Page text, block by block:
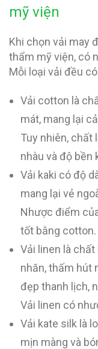
mỹ viện
Khi chọn vải may
thẩm mỹ viện, có
Mỗi loại vải đều
Vải cotton là
mát, mang lại
Tuy nhiên, chất
nhàu và độ bền
Vải kaki có độ
mang lại vẻ
Nhược điểm
tốt bằng cotton.
Vải linen là
nhăn, thấm hút
đẹp thanh lịch,
Vải linen có
Vải kate silk là
mịn màng và